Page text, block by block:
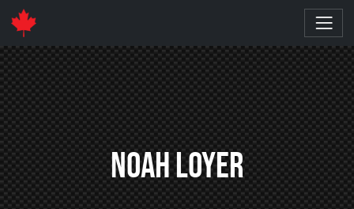
Noah Loyer